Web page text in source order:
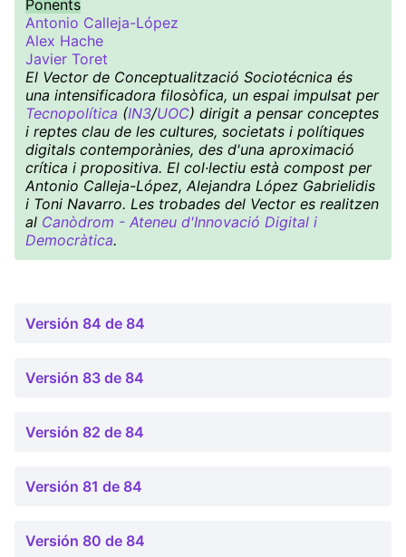
Ponents
Antonio Calleja-López
Alex Hache
Javier Toret
El Vector de Conceptualització Sociotécnica és
una intensificadora filosòfica, un espai impulsat per
Tecnopolítica (IN3/UOC) dirigit a pensar conceptes
i reptes clau de les cultures, societats i polítiques
digitals contemporànies, des d'una aproximació
crítica i propositiva. El col·lectiu està compost per
Antonio Calleja-López, Alejandra López Gabrielidis
i Toni Navarro. Les trobades del Vector es realitzen
al Canòdrom - Ateneu d'Innovació Digital i
Democràtica.
Versión 84 de 84
Versión 83 de 84
Versión 82 de 84
Versión 81 de 84
Versión 80 de 84